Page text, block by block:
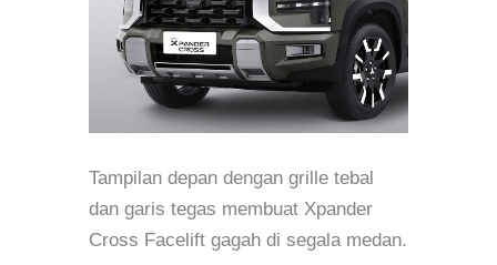
Tampilan depan dengan grille tebal
dan garis tegas membuat Xpander
Cross Facelift gagah di segala medan.